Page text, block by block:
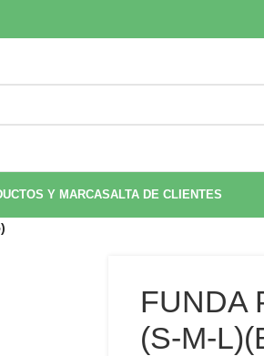
Y MARCASALTA DE CLIENTES
FUNDA
(S-M-